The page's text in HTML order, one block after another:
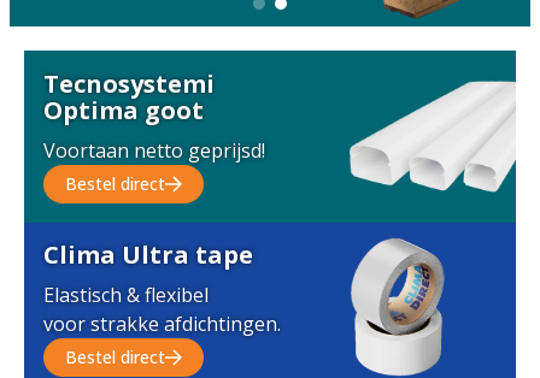
Tecnosystemi
Optima goot
Voortaan netto geprijsd!
Bestel direct
Clima Ultra tape
Elastisch & flexibel
voor strakke afdichtingen.
Bestel direct